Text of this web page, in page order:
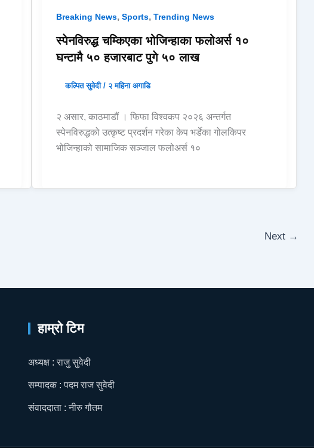
Breaking News,Sports,Trending News
स्पेनविरुद्ध चम्किएका भोजिन्हाका फलोअर्स १०
घन्टामै ५० हजारबाट पुगे ५० लाख
कल्पित सुवेदी/ २ महिना अगाडि
२ असार, काठमाडौं । फिफा विश्वकप २०२६ अन्तर्गत
स्पेनविरुद्धको उत्कृष्ट प्रदर्शन गरेका केप भर्डेका गोलकिपर
भोजिन्हाको सामाजिक सञ्जाल फलोअर्स १०
Next →
हाम्रो टिम
अध्यक्ष : राजु सुवेदी
सम्पादक : पदम राज सुवेदी
संवाददाता : नीरु गौतम